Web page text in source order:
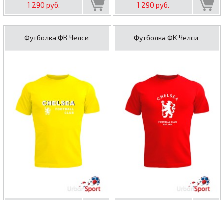
1 290 руб. 1 290 руб.
Футболка ФК Челси Футболка ФК Челси